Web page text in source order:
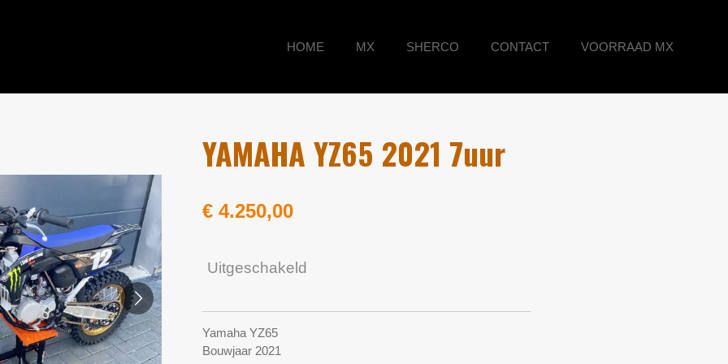
HOME MX SHERCO CONTACT VOORRAAD MX
YAMAHA YZ65 2021 7uur
€ 4.250,00
Uitgeschakeld
Yamaha YZ65
Bouwjaar 2021